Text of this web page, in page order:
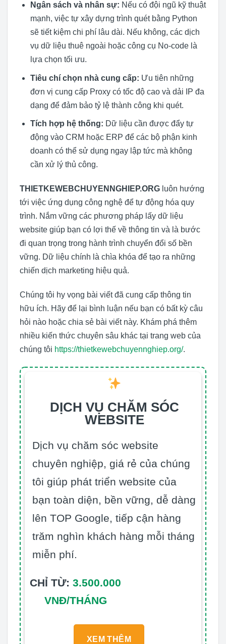
Ngân sách và nhân sự: Nếu có đội ngũ kỹ thuật
mạnh, việc tự xây dựng trình quét bằng Python
sẽ tiết kiệm chi phí lâu dài. Nếu không, các dịch
vụ dữ liệu thuê ngoài hoặc công cụ No-code là
lựa chọn tối ưu.
Tiêu chí chọn nhà cung cấp: Ưu tiên những
đơn vị cung cấp Proxy có tốc độ cao và dải IP đa
dạng để đảm bảo tỷ lệ thành công khi quét.
Tích hợp hệ thống: Dữ liệu cần được đẩy tự
động vào CRM hoặc ERP để các bộ phận kinh
doanh có thể sử dụng ngay lập tức mà không
cần xử lý thủ công.
THIETKEWEBCHUYENNGHIEP.ORG luôn hướng
tới việc ứng dụng công nghệ để tự động hóa quy
trình. Nắm vững các phương pháp lấy dữ liệu
website giúp bạn có lợi thế về thông tin và là bước
đi quan trọng trong hành trình chuyển đổi số bền
vững. Dữ liệu chính là chìa khóa để tạo ra những
chiến dịch marketing hiệu quả.
Chúng tôi hy vọng bài viết đã cung cấp thông tin
hữu ích. Hãy để lại bình luận nếu bạn có bất kỳ câu
hỏi nào hoặc chia sẻ bài viết này. Khám phá thêm
nhiều kiến thức chuyên sâu khác tại trang web của
chúng tôi https://thietkewebchuyennghiep.org/.
DỊCH VỤ CHĂM SÓC
WEBSITE
Dịch vụ chăm sóc website
chuyên nghiệp, giá rẻ của chúng
tôi giúp phát triển website của
bạn toàn diện, bền vững, dễ dàng
lên TOP Google, tiếp cận hàng
trăm nghìn khách hàng mỗi tháng
miễn phí.
CHỈ TỪ: 3.500.000
VNĐ/THÁNG
XEM THÊM